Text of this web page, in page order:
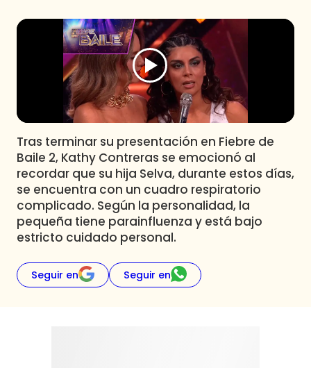
Tras terminar su presentación en Fiebre de
Baile 2, Kathy Contreras se emocionó al
recordar que su hija Selva, durante estos días,
se encuentra con un cuadro respiratorio
complicado. Según la personalidad, la
pequeña tiene parainfluenza y está bajo
estricto cuidado personal.
Seguir en Seguir en
Club De La Comedia
Contigo en Directo
Plan Perfecto
El Tiempo
Sabingo
Todos Los Programas